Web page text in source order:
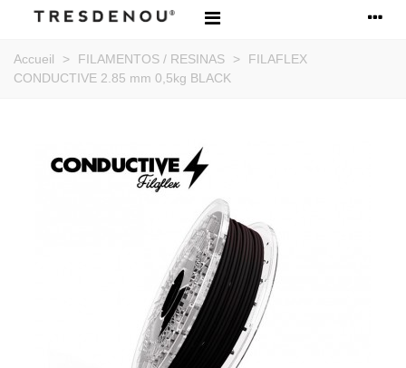
Accueil > FILAMENTOS / RESINAS >
FILAFLEX
CONDUCTIVE 2.85 mm 0,5kg BLACK